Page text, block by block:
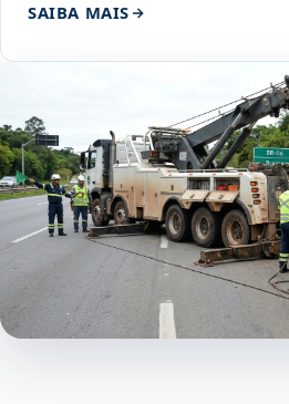
SAIBA MAIS